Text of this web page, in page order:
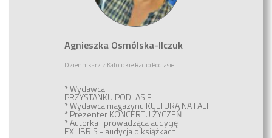
Agnieszka Osmólska-Ilczuk
Dziennikarz z Katolickie Radio Podlasie
* Wydawca
PRZYSTANKU PODLASIE
* Wydawca magazynu KULTURA NA FALI
* PrezenterKONCERTU ŻYCZEŃ
* Autorka i prowadząca audycję
EXLIBRIS - audycja o książkach